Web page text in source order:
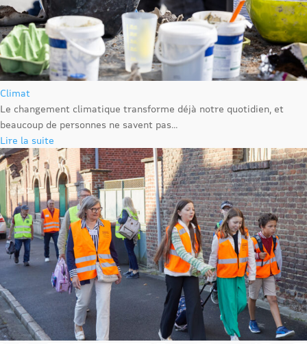
Climat
Le changement climatique transforme déjà notre quotidien, et
beaucoup de personnes ne savent pas...
Lire la suite